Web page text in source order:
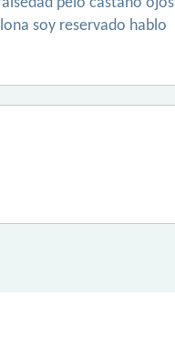
soy reservado hablo